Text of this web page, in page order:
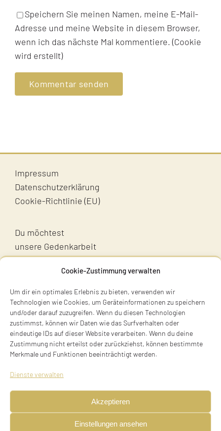
Cookie-Zustimmung verwalten
Um dir ein optimales Erlebnis zu bieten, verwenden wir
Technologien wie Cookies, um Geräteinformationen zu speichern
und/oder darauf zuzugreifen. Wenn du diesen Technologien
zustimmst, können wir Daten wie das Surfverhalten oder
eindeutige IDs auf dieser Website verarbeiten. Wenn du deine
Zustimmung nicht erteilst oder zurückziehst, können bestimmte
Merkmale und Funktionen beeinträchtigt werden.
Dienste verwalten
Akzeptieren
Einstellungen ansehen
Speichern Sie meinen Namen, meine E-Mail-
Adresse und meine Website in diesem Browser,
wenn ich das nächste Mal kommentiere. (Cookie
wird erstellt)
Impressum
Datenschutzerklärung
Cookie-Richtlinie (EU)
Du möchtest
unsere Gedenkarbeit
unterstützen?
Unterstütz uns!
Terry Swartzberg
Tel. +49 89 411 54 771
Mobil +49 170 473 3572